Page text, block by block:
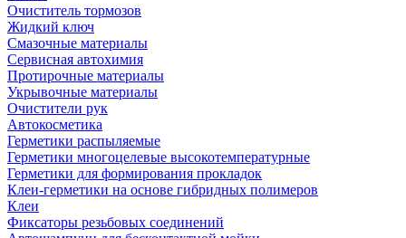
Очиститель тормозов
Жидкий ключ
Смазочные материалы
Сервисная автохимия
Протирочные материалы
Укрывочные материалы
Очистители рук
Автокосметика
Герметики распыляемые
Герметики многоцелевые высокотемпературные
Герметики для формирования прокладок
Клеи-герметики на основе гибридных полимеров
Клеи
Фиксаторы резьбовых соединений